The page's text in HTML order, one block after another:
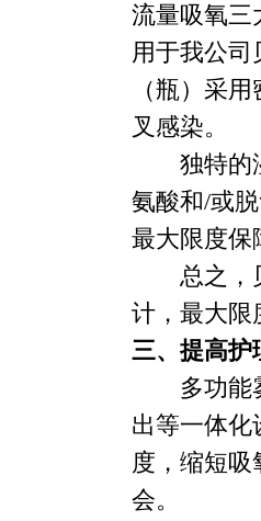
流量吸氧三
用于我公
（瓶）采
叉感染。
独特的湿
氨酸和/或
最大限度保
总之，贝
计，最大限
三、提高护
多功能雾
出等一体化
度，缩短
会。